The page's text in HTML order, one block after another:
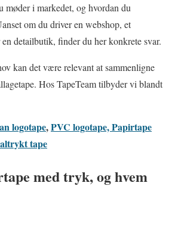
i markedet, og hvordan du
om du driver en webshop, et
detailbutik, finder du her konkrete svar.
kan det være relevant at sammenligne
Hos TapeTeam tilbyder vi blandt
logotape,PVC logotape,Papirtape
tape
med tryk, og hvem